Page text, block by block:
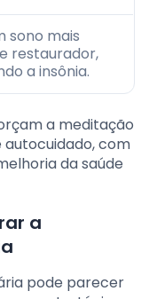
sono mais
restaurador,
a insônia.
a meditação
com
da saúde
a
pode parecer